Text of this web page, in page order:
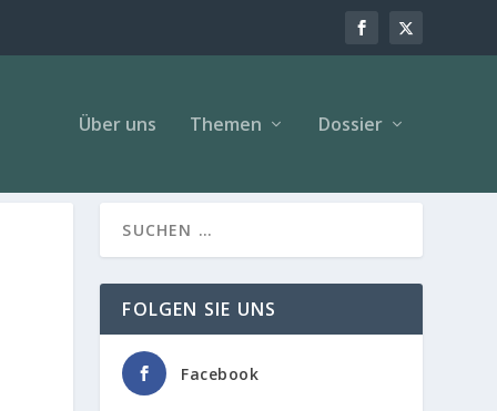
Über uns Themen Dossier
FOLGEN SIE UNS
Facebook